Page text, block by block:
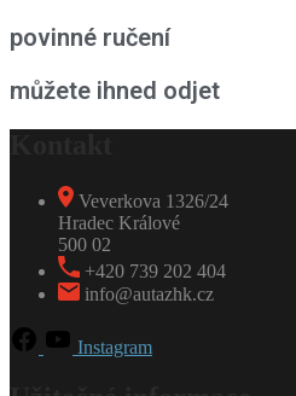
povinné ručení
můžete ihned odjet
Veverkova 1326/24
Hradec Králové
500 02
+420 739 202 404
info@autazhk.cz
Instagram